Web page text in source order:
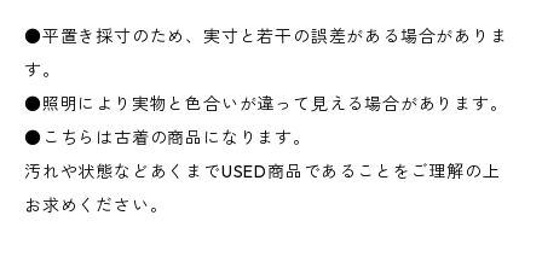
●平置き採寸のため、実寸と若干の誤差がある場合がありま
す。
●照明により実物と色合いが違って見える場合があります。
●こちらは古着の商品になります。
汚れや状態などあくまでUSED商品であることをご理解の上
お求めください。